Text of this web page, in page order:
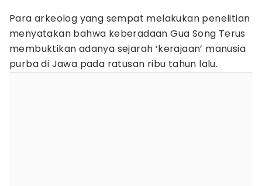
Para arkeolog yang sempat melakukan penelitian
menyatakan bahwa keberadaan Gua Song Terus
membuktikan adanya sejarah ‘kerajaan’ manusia
purba di Jawa pada ratusan ribu tahun lalu.